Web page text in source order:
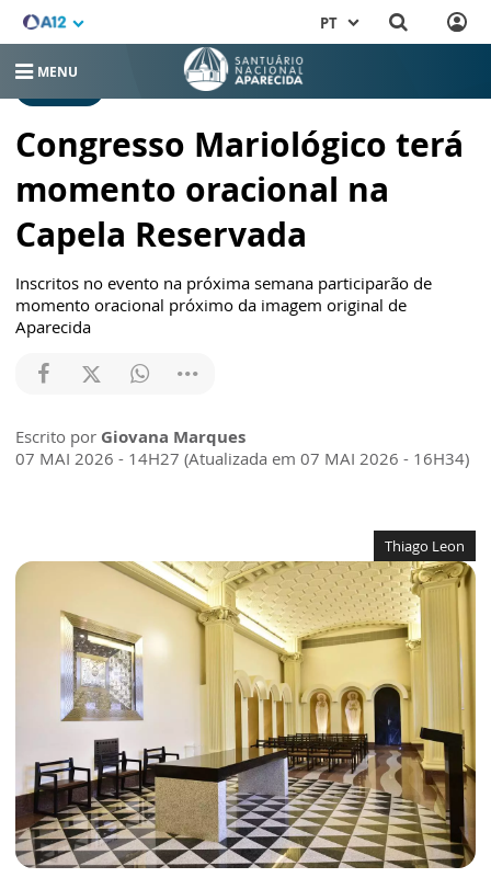
PT
MENU
Congresso Mariológico terá
momento oracional na
Capela Reservada
Inscritos no evento na próxima semana participarão de
momento oracional próximo da imagem original de
Aparecida
Escrito por Giovana Marques
07 MAI 2026 - 14H27 (Atualizada em 07 MAI 2026 - 16H34)
Thiago Leon